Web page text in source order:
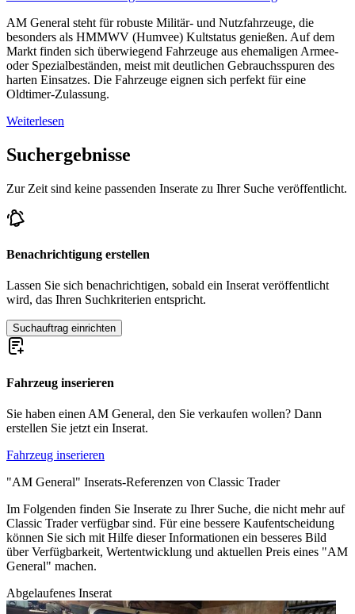
AM General steht für robuste Militär- und Nutzfahrzeuge, die
besonders als HMMWV (Humvee) Kultstatus genießen. Auf dem
Markt finden sich überwiegend Fahrzeuge aus ehemaligen Armee-
oder Spezialbeständen, meist mit deutlichen Gebrauchsspuren des
harten Einsatzes. Die Fahrzeuge eignen sich perfekt für eine
Oldtimer-Zulassung.
Weiterlesen
Suchergebnisse
Zur Zeit sind keine passenden Inserate zu Ihrer Suche veröffentlicht.
Benachrichtigung erstellen
Lassen Sie sich benachrichtigen, sobald ein Inserat veröffentlicht
wird, das Ihren Suchkriterien entspricht.
Suchauftrag einrichten
Fahrzeug inserieren
Sie haben einen AM General, den Sie verkaufen wollen? Dann
erstellen Sie jetzt ein Inserat.
Fahrzeug inserieren
"AM General" Inserats-Referenzen von Classic Trader
Im Folgenden finden Sie Inserate zu Ihrer Suche, die nicht mehr auf
Classic Trader verfügbar sind. Für eine bessere Kaufentscheidung
können Sie sich mit Hilfe dieser Informationen ein besseres Bild
über Verfügbarkeit, Wertentwicklung und aktuellen Preis eines "AM
General" machen.
Abgelaufenes Inserat